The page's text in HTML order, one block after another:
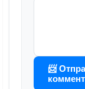
📨